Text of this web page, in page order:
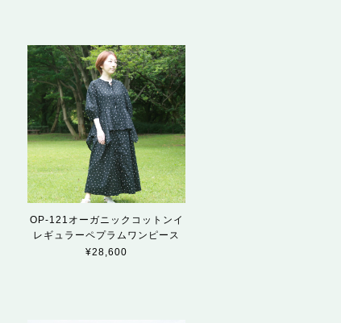
OP-121オーガニックコットンイ
レギュラーペプラムワンピース
¥28,600